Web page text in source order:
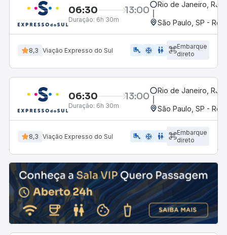
06:30 13:00
Duração: 6h 30m
Rio de Janeiro, RJ -
São Paulo, SP -
8,3 Viação Expresso do Sul airline_seat_legroom_extra ac_unit WC
Embarque
direto
06:30 13:00
Duração: 6h 30m
Rio de Janeiro, RJ -
São Paulo, SP -
8,3 Viação Expresso do Sul airline_seat_legroom_extra ac_unit wc
Embarque
direto